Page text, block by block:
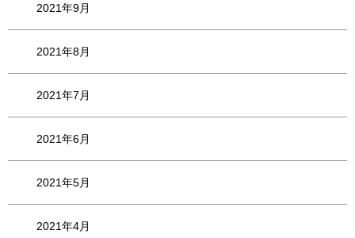
2021年9月
2021年8月
2021年7月
2021年6月
2021年5月
2021年4月